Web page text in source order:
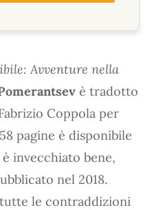
Avventure nella
è tradotto
Coppola per
pagine è disponibile
invecchiato bene,
nel 2018.
tutte le contraddizioni